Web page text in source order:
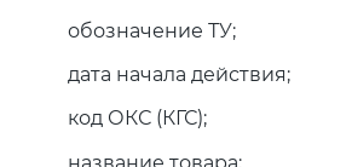
обозначение ТУ;
дата начала действия;
код ОКС (КГС);